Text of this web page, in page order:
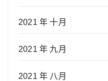
2021 年 十月
2021 年 九月
2021 年 八月